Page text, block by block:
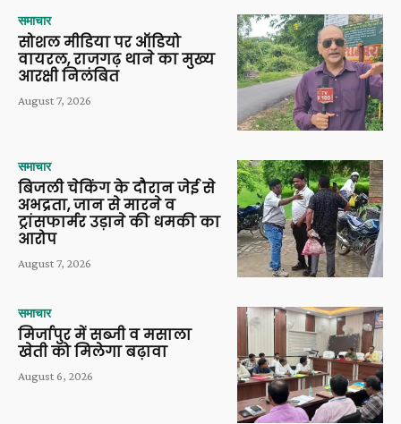
समाचार
सोशल मीडिया पर ऑडियो
वायरल, राजगढ़ थाने का मुख्य
आरक्षी निलंबित
August 7, 2026
समाचार
बिजली चेकिंग के दौरान जेई से
अभद्रता, जान से मारने व
ट्रांसफार्मर उड़ाने की धमकी का
आरोप
August 7, 2026
समाचार
मिर्जापुर में सब्जी व मसाला
खेती को मिलेगा बढ़ावा
August 6, 2026